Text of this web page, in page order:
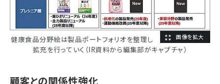
健康食品分野絵は製品ポートフォリオを整理し
拡充を行っていく（IR資料から編集部がキャプチャ）
顧客との関係性強化